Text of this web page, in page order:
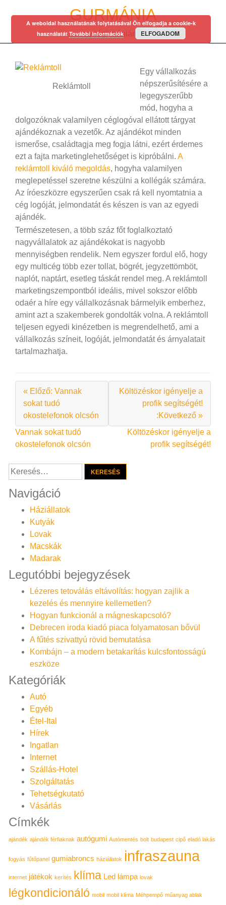
GURMÁNIA
egy régi mániám…
Reklámtoll
Egy vállalkozás
népszerűsítésére a
legegyszerűbb
mód, hogyha a
dolgozóknak valamilyen céglogóval ellátott tárgyat
ajándékoznak a vezetők. Az ajándékot minden
ismerőse, családtagja meg fogja látni, ezért érdemes
ezt a fajta marketinglehetőséget is kipróbálni. A
reklámtoll kiváló megoldás, hogyha valamilyen
meglepetéssel szeretne készülni a kollégák számára.
Az íróeszközre egyszerűen csak rá kell nyomtatnia a
cég logóját, jelmondatát és készen is van az egyedi
ajándék.
Természetesen, a több száz főt foglalkoztató
nagyvállalatok az ajándékokat is nagyobb
mennyiségben rendelik. Nem egyszer fordul elő, hogy
egy multicég több ezer tollat, bögrét, jegyzettömböt,
naplót, naptárt, esetleg táskát rendel meg. A reklámtoll
marketingszempontból ideális, mivel sokszor előbb
odaér a híre egy vállalkozásnak bármelyik emberhez,
amint azt a szakemberek gondolták volna. A reklámtoll
teljesen egyedi kinézetben is megrendelhető, ami a
vállalkozás színeit, logóját, jelmondatát és árnyalatait
tartalmazhatja.
« Előző: Vannak
sokat tudó
okostelefonok olcsón
Költözéskor igényelje a
profik segítségét!
:Következő »
Bejegyzés
navigáció
Vannak sokat tudó
okostelefonok olcsón
Költözéskor igényelje a
profik segítségét!
Keresés:
Navigáció
Háziállatok
Kutyák
Lovak
Macskák
Madarak
Legutóbbi bejegyzések
Lézeres tetoválás eltávolítás: hogyan zajlik a
kezelés és mennyire kellemetlen?
Hogyan funkcionál a mágneskapcsoló?
Debrecen iroda kiadó piaca folyamatosan bővül
A fűtés szivattyú rövid bemutatása
Kombájn – a modern betakarítás kulcsfontosságú
eszköze
Kategóriák
Autó
Egyéb
Étel-Ital
Hírek
Ingatlan
Internet
Szállás-Hotel
Szolgáltatás
Tehetségkutató
Vásárlás
Címkék
ajándék ajándék férfiaknak autógumi Autómentés bolt budapest cipő eladó lakás
fogyás fűtőpanel gumiabroncs háziállatok infraszauna
internet játékok kerítés klíma Led lámpa lovak
légkondicionáló mobil mobil klíma Méhpempő műanyag ablak
A weboldal használatának folytatásával Ön elfogadja a cookie-k
használatát További információk ELFOGADOM